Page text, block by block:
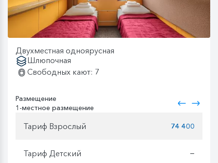
Двухместная одноярусная
Шлюпочная
Свободных кают: 7
Размещение
1-местное размещение
Тариф Взрослый 74 400
Тариф Детский —